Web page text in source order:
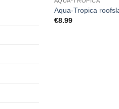
Aqua-Tropica
€8.99